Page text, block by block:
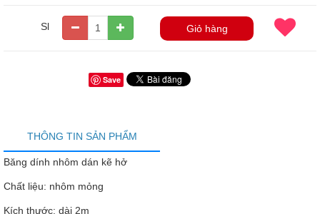
Sl Giỏ hàng
Save
THÔNG TIN SẢN PHẨM
Băng dính nhôm dán kẽ hở
Chất liệu: nhôm mỏng
Kích thước: dài 2m